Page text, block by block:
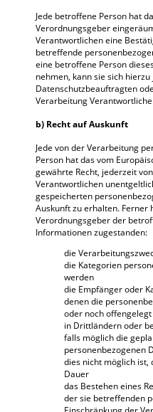
Jede betroffene Person hat
Verordnungsgeber
Verantwortlichen eine
betreffende
eine betroffene Person
nehmen, kann sie sich
Datenschutzbeauftragten
Verarbeitung
b) Recht auf Auskunft
Jede von der Verarbeitung
Person hat das vom
gewährte Recht, jederzeit
Verantwortlichen
gespeicherten
Auskunft zu erhalten. Ferner
Verordnungsgeber der
Informationen zugestanden:
die
die Kategorien
werden
die Empfänger oder
denen die
oder noch
in Drittländern oder
falls möglich die
personenbezogenen
dies nicht möglich ist,
Dauer
das Bestehen eines
der sie betreffenden